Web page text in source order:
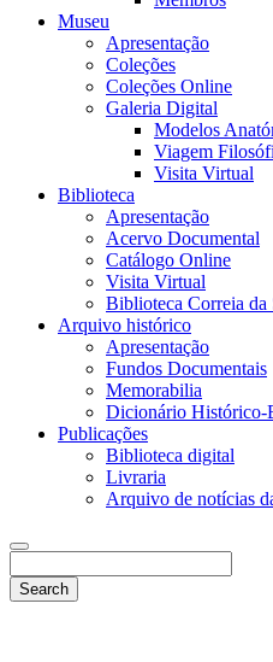
Museu
Apresentação
Coleções
Coleções Online
Galeria Digital
Modelos
Viagem
Visita Virtual
Biblioteca
Apresentação
Acervo Documental
Catálogo Online
Visita Virtual
Biblioteca Correia da
Arquivo histórico
Apresentação
Fundos Documentais
Memorabilia
Dicionário Histórico-
Publicações
Biblioteca digital
Livraria
Arquivo de notícias